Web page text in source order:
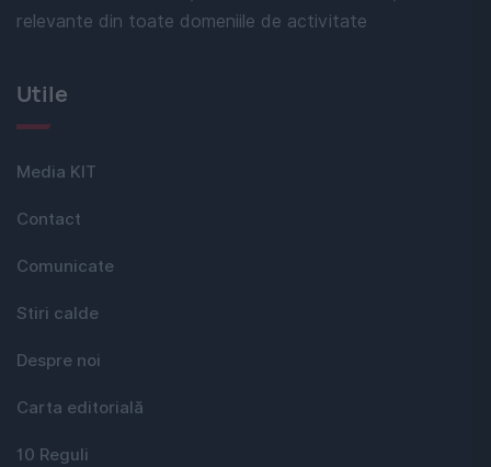
relevante din toate domeniile de activitate
Utile
Media KIT
Contact
Comunicate
Stiri calde
Despre noi
Carta editorială
10 Reguli